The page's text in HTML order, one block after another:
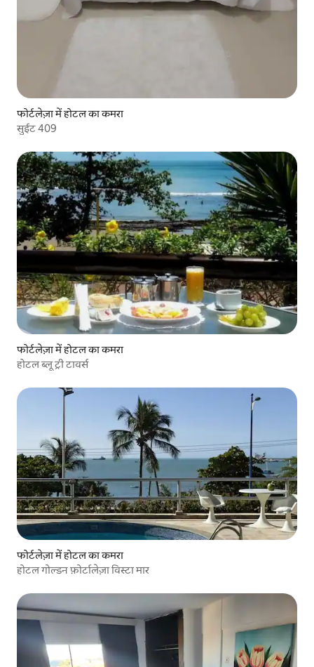
फोर्टलेज़ा में होटल का कमरा
सुईट 409
फोर्टलेज़ा में होटल का कमरा
होटल ब्लू ट्री टावर्स
फोर्टलेज़ा में होटल का कमरा
होटल गोल्डन फ़ोर्टालेज़ा विस्टा मार